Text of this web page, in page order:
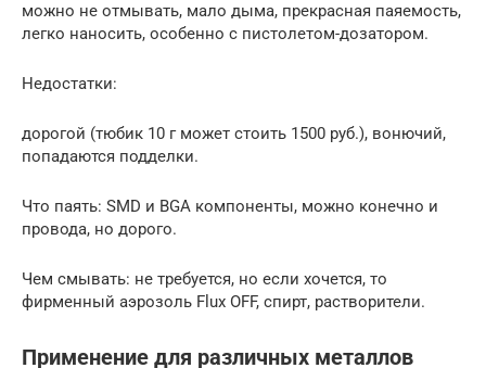
можно не отмывать, мало дыма, прекрасная паяемость,
легко наносить, особенно с пистолетом-дозатором.
Недостатки:
дорогой (тюбик 10 г может стоить 1500 руб.), вонючий,
попадаются подделки.
Что паять: SMD и BGA компоненты, можно конечно и
провода, но дорого.
Чем смывать: не требуется, но если хочется, то
фирменный аэрозоль Flux OFF, спирт, растворители.
Применение для различных металлов